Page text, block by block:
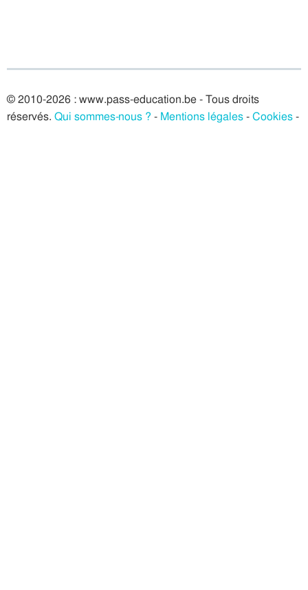
© 2010-2026 : www.pass-education.be - Tous droits
réservés. Qui sommes-nous ? - Mentions légales-Cookies-